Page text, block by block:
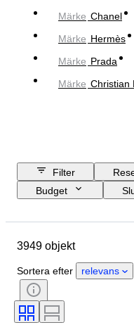
Märke Chanel
Märke Hermès
Märke Prada
Märke Christian
Filter
Budget
Material
Certifiering
Tillbehör ingår
Produktstorlek
Skostorlek
3949 objekt
Sortera efter relevans